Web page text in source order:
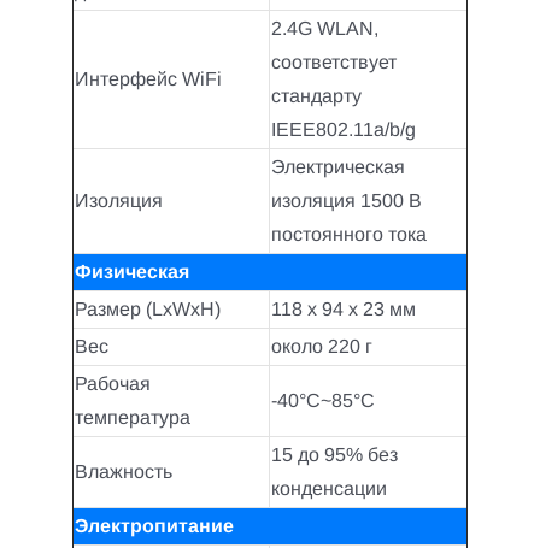
Интерфейс WiFi
2.4G WLAN,
соответствует
стандарту
IEEE802.11a/b/g
Изоляция
Электрическая
изоляция 1500 В
постоянного тока
Физическая
Размер (LxWxH)
118 x 94 x 23 мм
Вес
около 220 г
Рабочая
температура
-40°C~85°C
Влажность
15 до 95% без
конденсации
Электропитание